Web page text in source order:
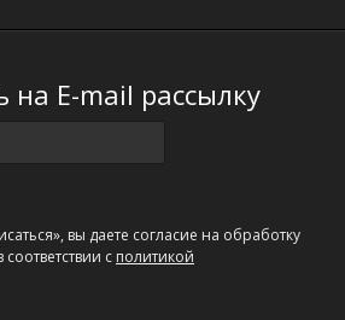
E-mail рассылку
вы даете согласие на обработку
с политикой